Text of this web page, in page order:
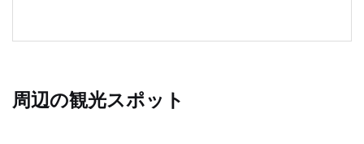
周辺の観光スポット